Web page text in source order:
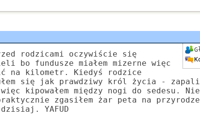
rodzicami oczywiście się
bo fundusze miałem mizerne więc
na kilometr. Kiedyś rodzice
się jak prawdziwy król życia -
kipowałem między nogi do sedesu.
zgasiłem żar peta na
YAFUD